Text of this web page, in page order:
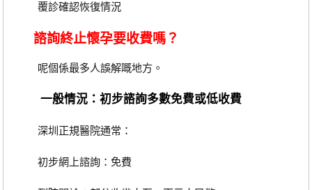
覆診確認恢復情況
諮詢終止懷孕要收費嗎？
呢個係最多人誤解嘅地方。
一般情況：初步諮詢多數免費或低收費
深圳正規醫院通常：
初步網上諮詢：免費